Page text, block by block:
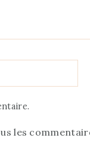
les